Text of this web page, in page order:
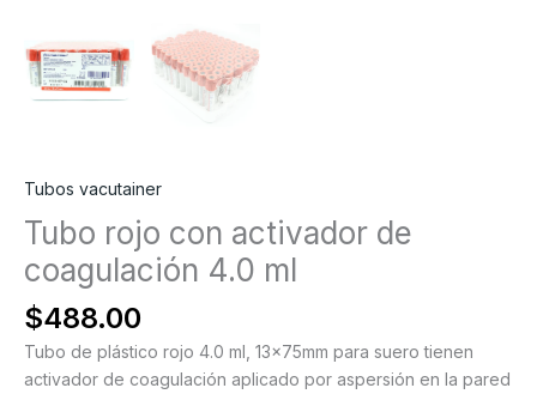
Tubos vacutainer
Tubo rojo con activador de
coagulación 4.0 ml
$488.00
Tubo de plástico rojo 4.0 ml, 13x75mm para suero tienen
activador de coagulación aplicado por aspersión en la pared